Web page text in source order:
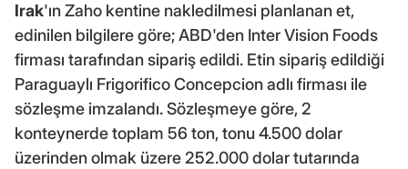
Irak'ın Zaho kentine nakledilmesi planlanan et,
edinilen bilgilere göre; ABD'den Inter Vision Foods
firması tarafından sipariş edildi. Etin sipariş edildiği
Paraguaylı Frigorifico Concepcion adlı firması ile
sözleşme imzalandı. Sözleşmeye göre, 2
konteynerde toplam 56 ton, tonu 4.500 dolar
üzerinden olmak üzere 252.000 dolar tutarında